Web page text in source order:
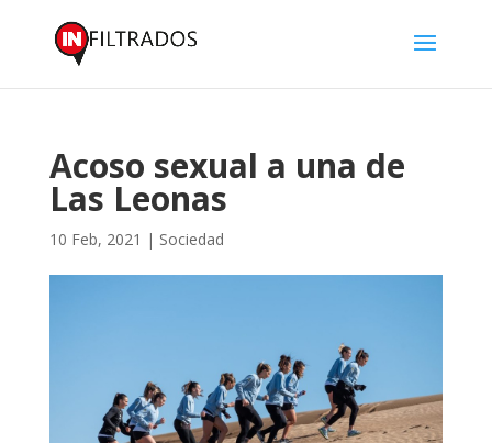
Acoso sexual a una de
Las Leonas
10 Feb, 2021 | Sociedad